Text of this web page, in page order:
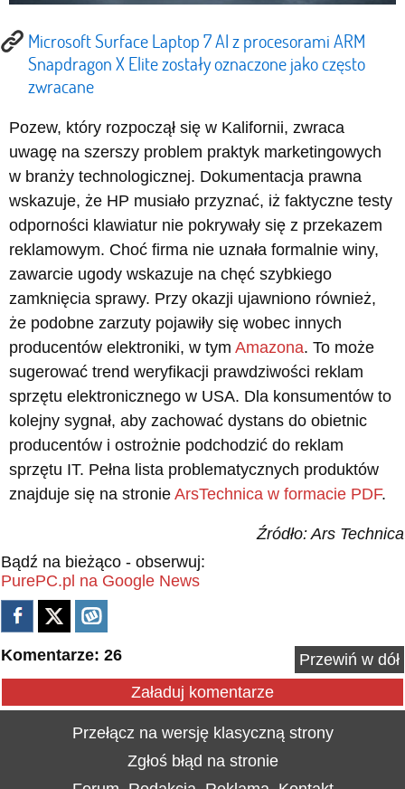
Microsoft Surface Laptop 7 AI z procesorami ARM
Snapdragon X Elite zostały oznaczone jako często
zwracane
Pozew, który rozpoczął się w Kalifornii, zwraca
uwagę na szerszy problem praktyk marketingowych
w branży technologicznej. Dokumentacja prawna
wskazuje, że HP musiało przyznać, iż faktyczne testy
odporności klawiatur nie pokrywały się z przekazem
reklamowym. Choć firma nie uznała formalnie winy,
zawarcie ugody wskazuje na chęć szybkiego
zamknięcia sprawy. Przy okazji ujawniono również,
że podobne zarzuty pojawiły się wobec innych
producentów elektroniki, w tym Amazona. To może
sugerować trend weryfikacji prawdziwości reklam
sprzętu elektronicznego w USA. Dla konsumentów to
kolejny sygnał, aby zachować dystans do obietnic
producentów i ostrożnie podchodzić do reklam
sprzętu IT. Pełna lista problematycznych produktów
znajduje się na stronie ArsTechnica w formacie PDF.
Źródło: Ars Technica
Bądź na bieżąco - obserwuj:
PurePC.pl na Google News
Komentarze: 26
Przewiń w dół
Załaduj komentarze
Przełącz na wersję klasyczną strony
Zgłoś błąd na stronie